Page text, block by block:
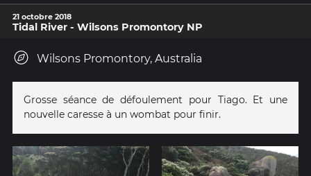
21 octobre 2018
Tidal River - Wilsons Promontory NP
Wilsons Promontory, Australia
Grosse séance de défoulement pour Tiago. Et une
nouvelle caresse à un wombat pour finir.